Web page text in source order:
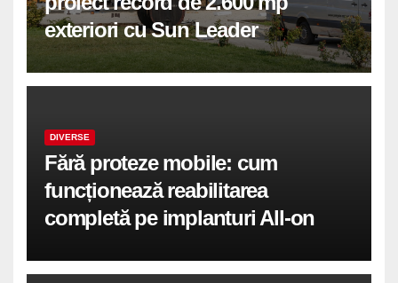
exteriori cu Sun Leader
DIVERSE
Fără proteze mobile: cum
funcționează reabilitarea
completă pe implanturi All-on